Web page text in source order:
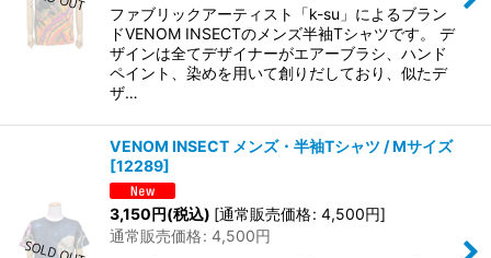
ファブリックアーティスト「k-su」によるブラン
ドVENOM INSECTのメンズ半袖Tシャツです。 デ
ザインは全てデザイナーがエアーブラシ、ハンド
ペイント、染めを用いて創りだしており、似たデ
ザ…
VENOM INSECT メンズ・半袖Tシャツ / Mサイズ
[12289]
3,150円(税込) [通常販売価格: 4,500円]
通常販売価格: 4,500円